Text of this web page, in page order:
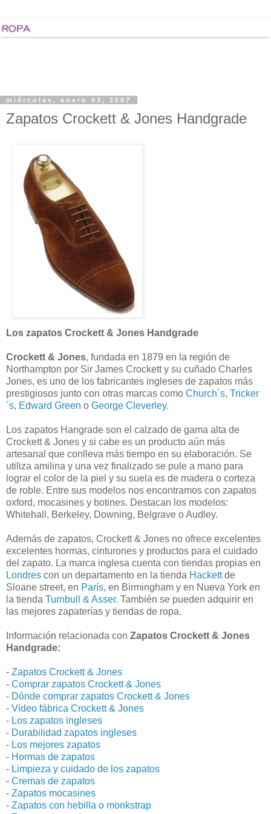
miércoles, enero 03, 2007
Zapatos Crockett & Jones Handgrade
Los zapatos Crockett & Jones Handgrade
Crockett & Jones, fundada en 1879 en la región de
Northampton por Sir James Crockett y su cuñado Charles
Jones, es uno de los fabricantes ingleses de zapatos más
prestigiosos junto con otras marcas como Church´s, Tricker
´s, Edward Green o George Cleverley.
Los zapatos Hangrade son el calzado de gama alta de
Crockett & Jones y si cabe es un producto aún más
artesanal que conlleva más tiempo en su elaboración. Se
utiliza amilina y una vez finalizado se pule a mano para
lograr el color de la piel y su suela es de madera o corteza
de roble. Entre sus modelos nos encontramos con zapatos
oxford, mocasines y botines. Destacan los modelos:
Whitehall, Berkeley, Downing, Belgrave o Audley.
Además de zapatos, Crockett & Jones no ofrece excelentes
excelentes hormas, cinturones y productos para el cuidado
del zapato. La marca inglesa cuenta con tiendas propias en
Londres con un departamento en la tienda Hackettde
Sloane street, en París, en Birmingham y en Nueva York en
la tienda Turnbull & Asser. También se pueden adquirir en
las mejores zapaterías y tiendas de ropa.
Información relacionada con Zapatos Crockett & Jones
Handgrade:
- Zapatos Crockett & Jones
- Comprar zapatos Crockett & Jones
- Dónde comprar zapatos Crockett & Jones
- Vídeo fábrica Crockett & Jones
- Los zapatos ingleses
- Durabilidad zapatos ingleses
- Los mejores zapatos
- Hormas de zapatos
- Limpieza y cuidado de los zapatos
- Cremas de zapatos
- Zapatos mocasines
- Zapatos con hebilla o monkstrap